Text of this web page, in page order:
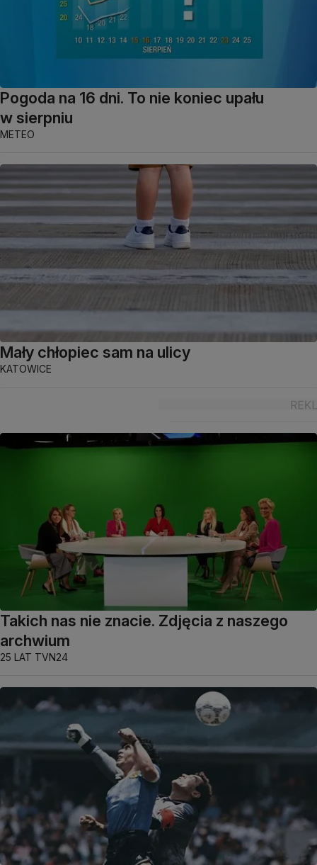
Pogoda na 16 dni. To nie koniec upału
w sierpniu
METEO
Mały chłopiec sam na ulicy
KATOWICE
Takich nas nie znacie. Zdjęcia z naszego
archwium
25 LAT TVN24